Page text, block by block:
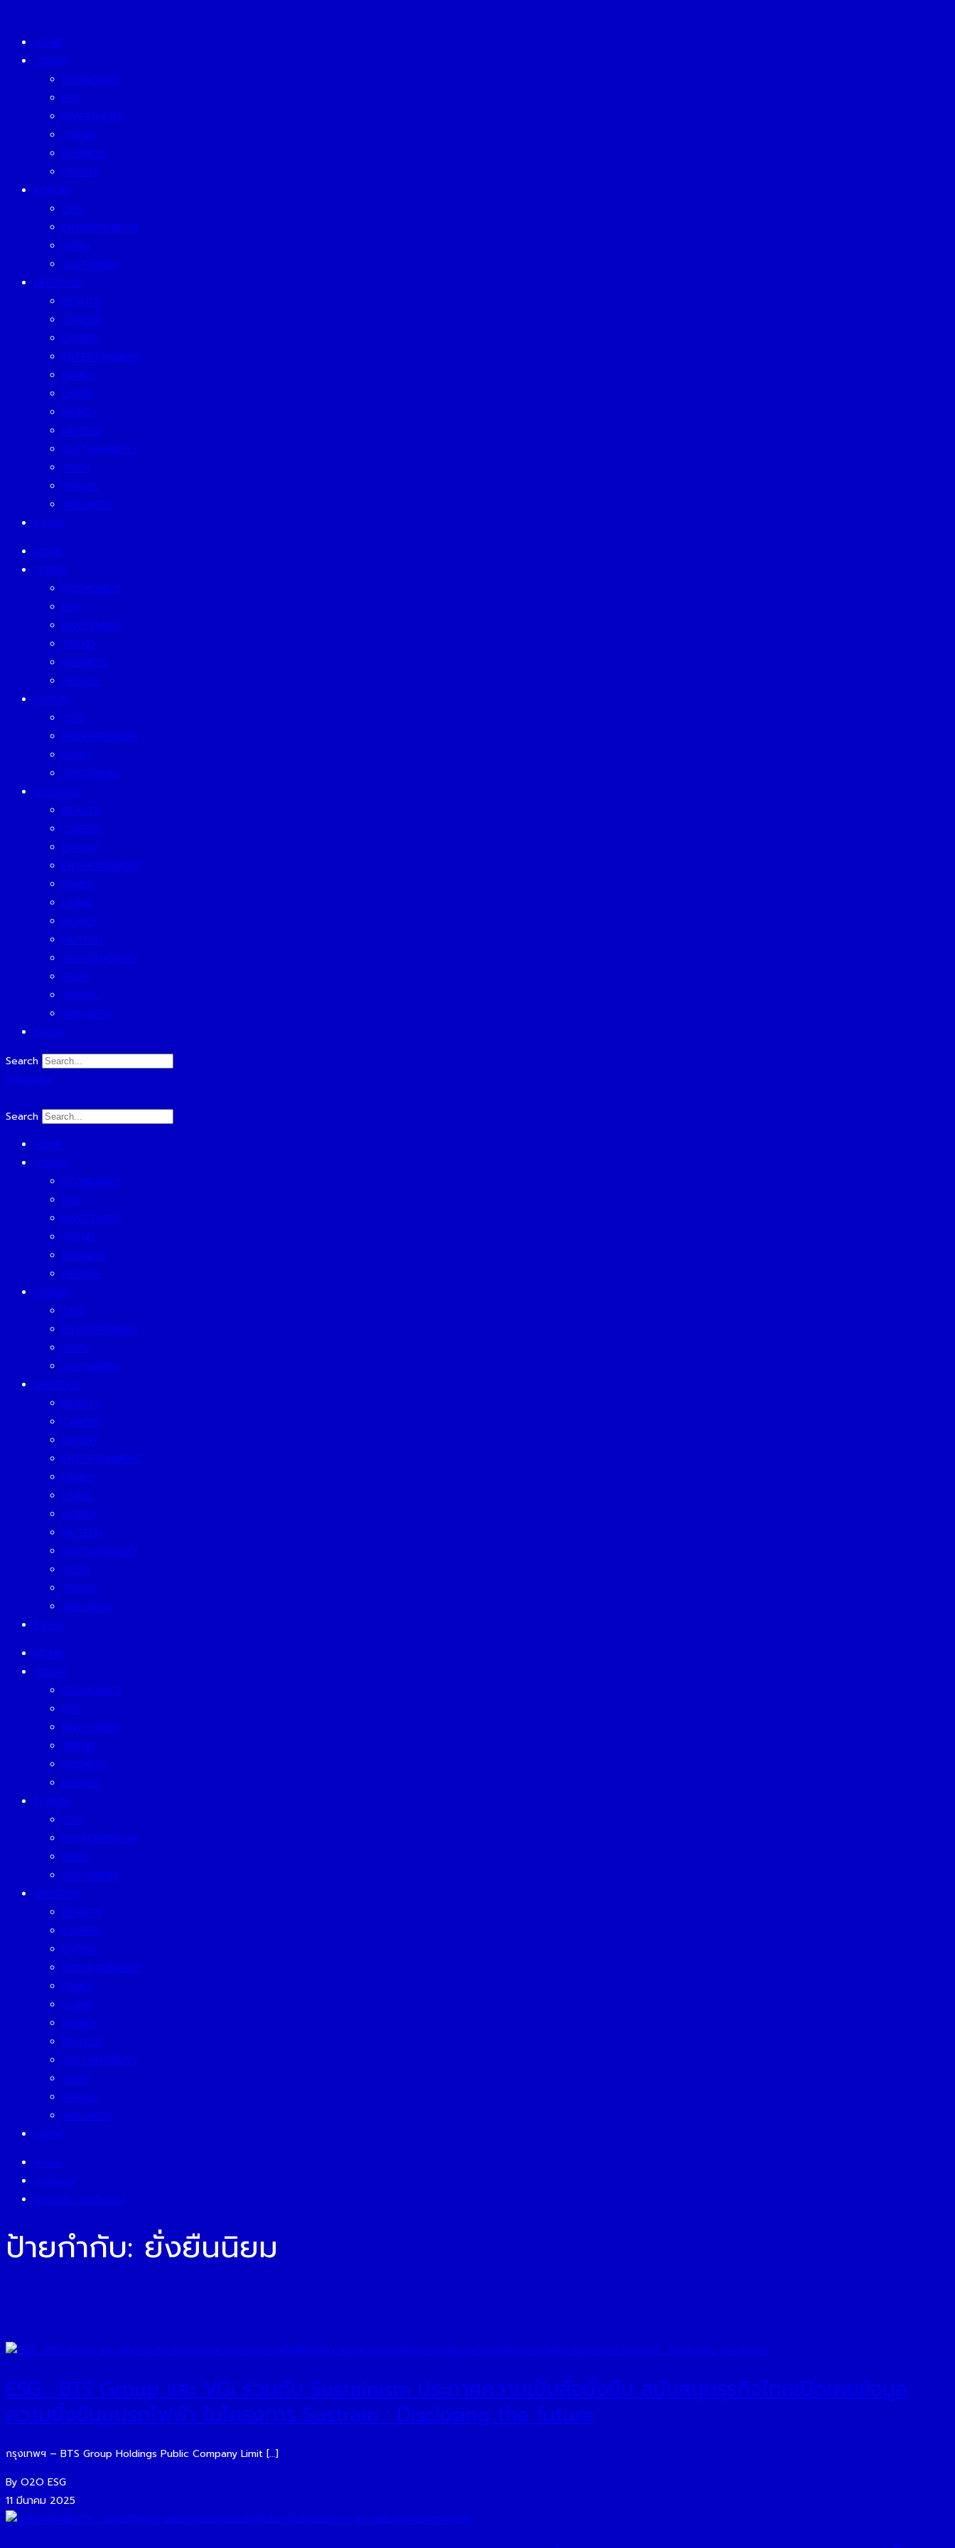
HOME
TODAY
ECONOMICS
ESG
INVESTMENT
TREND
BUSINESS
PEOPLE
FORUM
CEO
ENTREPRENEUR
GURU
SUSTAINISM
LIFESTYLE
BEAUTY
CAREER
EATERY
ENTERTAINMENT
FAMILY
LIVING
MONEY
MUTELU
SUSTAINABILITY
TECH
TRAVEL
WELLNESS
EVENT
HOME
TODAY
ECONOMICS
ESG
INVESTMENT
TREND
BUSINESS
PEOPLE
FORUM
CEO
ENTREPRENEUR
GURU
SUSTAINISM
LIFESTYLE
BEAUTY
CAREER
EATERY
ENTERTAINMENT
FAMILY
LIVING
MONEY
MUTELU
SUSTAINABILITY
TECH
TRAVEL
WELLNESS
EVENT
Search
Subscribe
Search
HOME
TODAY
ECONOMICS
ESG
INVESTMENT
TREND
BUSINESS
PEOPLE
FORUM
CEO
ENTREPRENEUR
GURU
SUSTAINISM
LIFESTYLE
BEAUTY
CAREER
EATERY
ENTERTAINMENT
FAMILY
LIVING
MONEY
MUTELU
SUSTAINABILITY
TECH
TRAVEL
WELLNESS
EVENT
HOME
TODAY
ECONOMICS
ESG
INVESTMENT
TREND
BUSINESS
PEOPLE
FORUM
CEO
ENTREPRENEUR
GURU
SUSTAINISM
LIFESTYLE
BEAUTY
CAREER
EATERY
ENTERTAINMENT
FAMILY
LIVING
MONEY
MUTELU
SUSTAINABILITY
TECH
TRAVEL
WELLNESS
EVENT
Home
Archives
ป้ายกำกับ: ยั่งยืนนิยม
ป้ายกำกับ: ยั่งยืนนิยม
ESG : BTS Group และ VGi ร่วมกับ Sustainism ประกาศความเป็นสื่อยั่งยืน สนับสนุนธุรกิจไทยเปิดเผยข้อมูล
ความยั่งยืนบนรถไฟฟ้า ในโครงการ Sustrain : Disclosing the future
กรุงเทพฯ – BTS Group Holdings Public Company Limit […]
By O2O ESG
11 มีนาคม 2025